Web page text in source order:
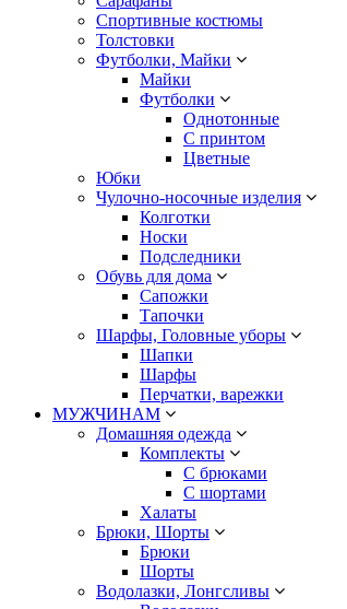
Спортивные костюмы
Толстовки
Футболки, Майки
Майки
Футболки
Однотонные
С принтом
Цветные
Юбки
Чулочно-носочные изделия
Колготки
Носки
Подследники
Обувь для дома
Сапожки
Тапочки
Шарфы, Головные уборы
Шапки
Шарфы
Перчатки, варежки
МУЖЧИНАМ
Домашняя одежда
Комплекты
С брюками
С шортами
Халаты
Брюки, Шорты
Брюки
Шорты
Водолазки, Лонгсливы